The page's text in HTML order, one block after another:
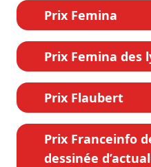
Prix Femina
Prix Femina des
Prix Flaubert
Prix Franceinfo
dessinée